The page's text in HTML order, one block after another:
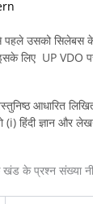
पहले उसको सिलेबस
लिए UP VDO
आधारित लिखित
(i) हिंदी ज्ञान और
के प्रश्न संख्या